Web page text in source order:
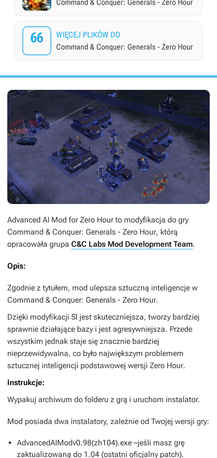
Command & Conquer: Generals - Zero Hour
66
WIĘCEJ PLIKÓW DO
Command & Conquer: Generals - Zero Hour
Advanced AI Mod for Zero Hourto modyfikacja do gry
Command & Conquer: Generals - Zero Hour, którą
opracowała grupa C&C Labs Mod Development Team.
Opis:
Zgodnie z tytułem, mod ulepsza sztuczną inteligencje w
Command & Conquer: Generals - Zero Hour.
Dzięki modyfikacji SI jest skuteczniejsza, tworzy bardziej
sprawnie działające bazy i jest agresywniejsza. Przede
wszystkim jednak staje się znacznie bardziej
nieprzewidywalna, co było największym problemem
sztucznej inteligencji podstawowej wersji Zero Hour.
Instrukcje:
Wypakuj archiwum do folderu z grą i uruchom instalator.
Mod posiada dwa instalatory, zależnie od Twojej wersji gry:
AdvancedAIModv0.98(zh104).exe –jeśli masz grę
zaktualizowaną do 1.04 (ostatni oficjalny patch).